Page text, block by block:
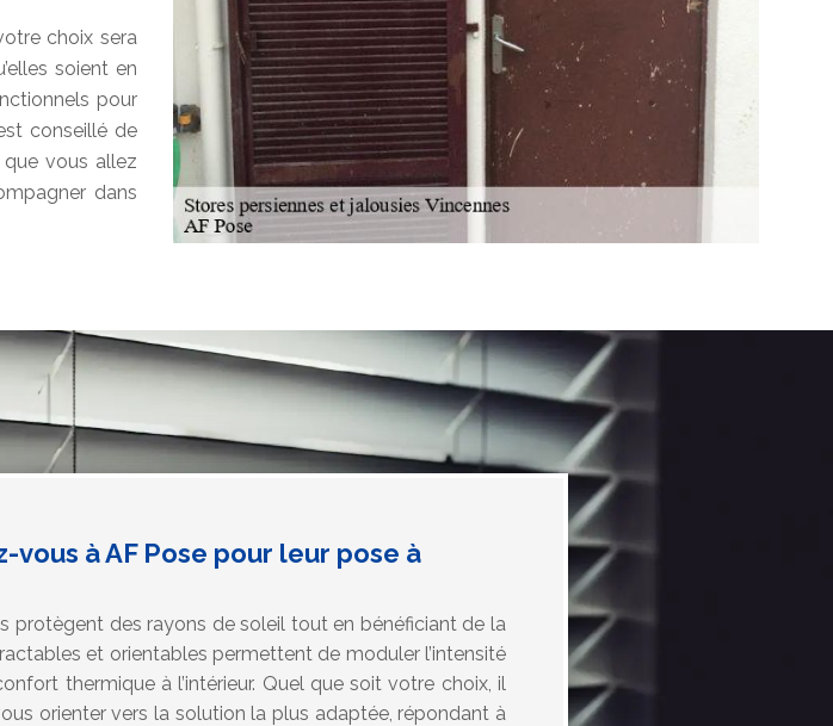
choix sera
soient en
pour
conseillé de
vous allez
dans
à AF Pose pour leur pose à
protègent des rayons de soleil tout en bénéficiant de la
et orientables permettent de moduler l’intensité
thermique à l’intérieur. Quel que soit votre choix, il
orienter vers la solution la plus adaptée, répondant à